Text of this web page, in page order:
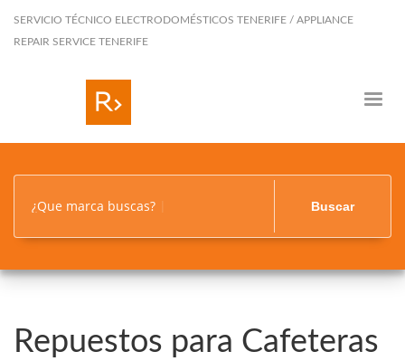
SERVICIO TÉCNICO ELECTRODOMÉSTICOS TENERIFE / APPLIANCE
REPAIR SERVICE TENERIFE
¿Que marca buscas? Buscar
Repuestos para Cafeteras